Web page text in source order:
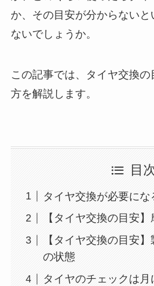
か、その目安が分からない
ないでしょうか。
この記事では、タイヤ交換
方を解説します。
目
タイヤ交換が必要にな
【タイヤ交換の目安
【タイヤ交換の目安
の状態
タイヤのチェックは月